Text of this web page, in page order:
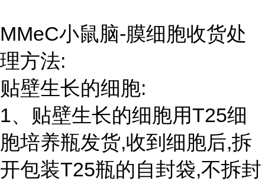
MMeC小鼠脑-膜细胞收货处
理方法:
贴壁生长的细胞:
1、贴壁生长的细胞用T25细
胞培养瓶发货,收到细胞后,拆
开包装T25瓶的自封袋,不拆封